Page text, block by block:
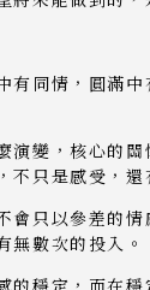
有同情，圓
變，核心的
只是感受，還
只以參差的
無數次的投入。
穩定，而在